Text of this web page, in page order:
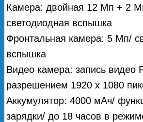
Камера: двойная 12 Мп + 2
светодиодная вспышка
Фронтальная камера: 5 Мп/
вспышка
Видео камера: запись видео
разрешением 1920 х 1080
Аккумулятор: 4000 мАч/
зарядки/ до 18 часов в